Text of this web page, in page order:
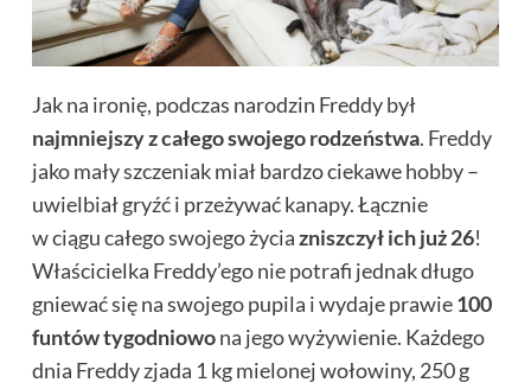
Jak na ironię, podczas narodzin Freddy był
najmniejszy z całego swojego rodzeństwa. Freddy
jako mały szczeniak miał bardzo ciekawe hobby –
uwielbiał gryźć i przeżywać kanapy. Łącznie
w ciągu całego swojego życiazniszczył ich już 26!
Właścicielka Freddy’ego nie potrafi jednak długo
gniewać się na swojego pupila i wydaje prawie100
funtów tygodniowona jego wyżywienie. Każdego
dnia Freddy zjada 1 kg mielonej wołowiny, 250 g